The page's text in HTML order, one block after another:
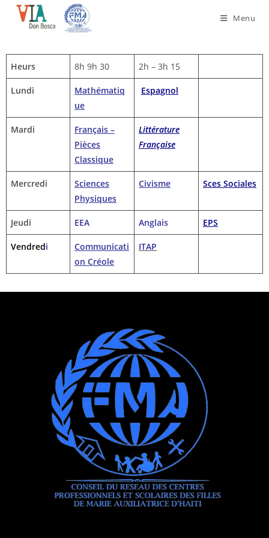
Menu
Heurs 8h 9h 30 2h – 3h 15
Lundi
Mathématiq
ue
Espagnol
Mardi
Français –
Pièces
Classique
Littérature
Française
Mercredi
Sciences
Physiques
Civisme Sces Sociales
Jeudi EEA Anglais EPS
Vendredi
Communicati
on Créole
ITAP